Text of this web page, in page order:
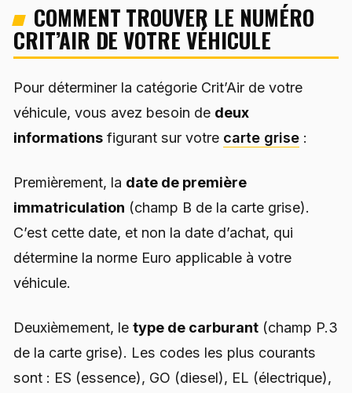
COMMENT TROUVER LE NUMÉRO
CRIT’AIR DE VOTRE VÉHICULE
Pour déterminer la catégorie Crit’Air de votre
véhicule, vous avez besoin de deux
informations figurant sur votre carte grise :
Premièrement, la date de première
immatriculation (champ B de la carte grise).
C’est cette date, et non la date d’achat, qui
détermine la norme Euro applicable à votre
véhicule.
Deuxièmement, le type de carburant (champ P.3
de la carte grise). Les codes les plus courants
sont : ES (essence), GO (diesel), EL (électrique),